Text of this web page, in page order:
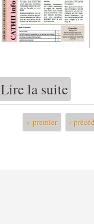
Lire la suite
« premier ‹